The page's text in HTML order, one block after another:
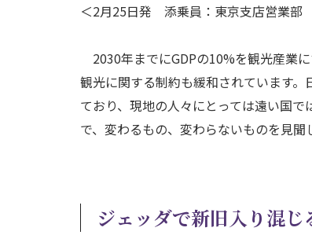
＜2月25日発 添乗員：東京支店営業部
2030年までにGDPの10%を観光産業
観光に関する制約も緩和されています
ており、現地の人々にとっては遠い国
で、変わるもの、変わらないものを見聞
ジェッダで新旧入り混